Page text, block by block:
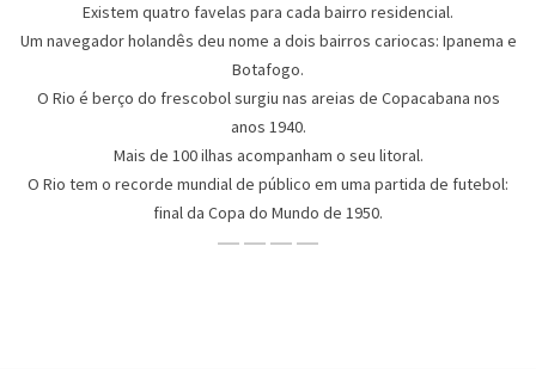
Existem quatro favelas para cada bairro residencial.
Um navegador holandês deu nome a dois bairros cariocas: Ipanema e
Botafogo.
O Rio é berço do frescobol surgiu nas areias de Copacabana nos
anos 1940.
Mais de 100 ilhas acompanham o seu litoral.
O Rio tem o recorde mundial de público em uma partida de futebol:
final da Copa do Mundo de 1950.